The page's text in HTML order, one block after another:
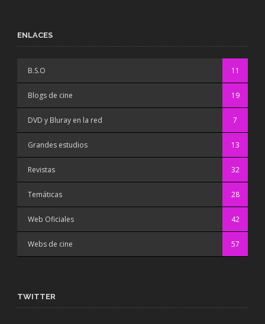
ENLACES
B.S.O 11
Blogs de cine 19
DVD y Bluray en la red 7
Grandes estudios 13
Revistas 32
Temáticas 28
Web Oficiales 42
Webs de cine 57
TWITTER